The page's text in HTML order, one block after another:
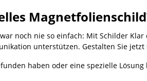
war noch nie so einfach: Mit Schilder
unterstützen. Gestalten Sie jetzt
haben oder eine spezielle